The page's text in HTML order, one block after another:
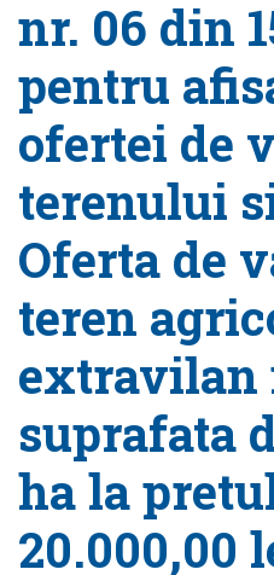
nr. 06 din
pentru
ofertei de
terenului
Oferta de
teren
extravilan
suprafata
ha la
20.000,00